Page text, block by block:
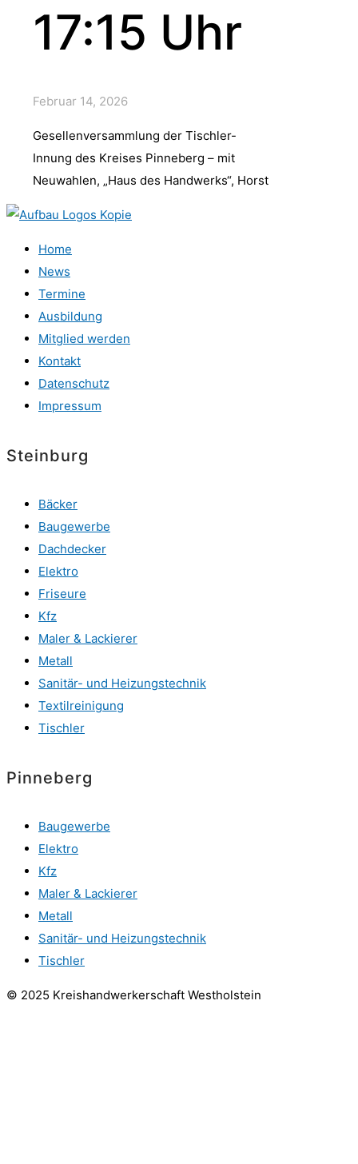
17:15 Uhr
Februar 14, 2026
Gesellenversammlung der Tischler-
Innung des Kreises Pinneberg – mit
Neuwahlen, „Haus des Handwerks“, Horst
Home
News
Termine
Ausbildung
Mitglied werden
Kontakt
Datenschutz
Impressum
Steinburg
Bäcker
Baugewerbe
Dachdecker
Elektro
Friseure
Kfz
Maler & Lackierer
Metall
Sanitär- und Heizungstechnik
Textilreinigung
Tischler
Pinneberg
Baugewerbe
Elektro
Kfz
Maler & Lackierer
Metall
Sanitär- und Heizungstechnik
Tischler
© 2025 Kreishandwerkerschaft Westholstein